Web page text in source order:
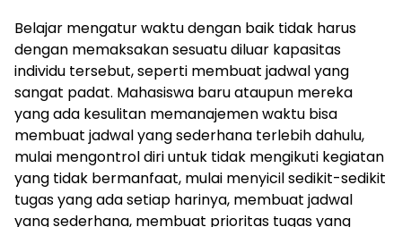
Belajar mengatur waktu dengan baik tidak harus
dengan memaksakan sesuatu diluar kapasitas
individu tersebut, seperti membuat jadwal yang
sangat padat. Mahasiswa baru ataupun mereka
yang ada kesulitan memanajemen waktu bisa
membuat jadwal yang sederhana terlebih dahulu,
mulai mengontrol diri untuk tidak mengikuti kegiatan
yang tidak bermanfaat, mulai menyicil sedikit-sedikit
tugas yang ada setiap harinya, membuat jadwal
yang sederhana, membuat prioritas tugas yang